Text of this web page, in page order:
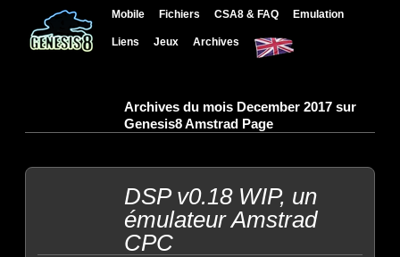
Mobile Fichiers CSA8 & FAQ Emulation
Liens Jeux Archives
Archives du mois December 2017 sur
Genesis8 Amstrad Page
DSP v0.18 WIP, un
émulateur Amstrad
CPC